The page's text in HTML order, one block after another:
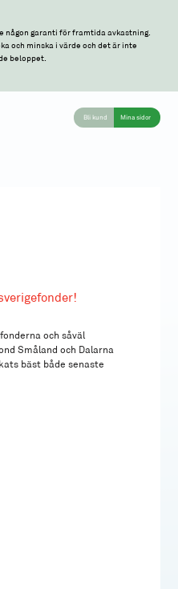
någon garanti för framtida avkastning.
och minska i värde och det är inte
beloppet.
Bli kund Mina sidor
och såväl
Småland och Dalarna
bäst både senaste